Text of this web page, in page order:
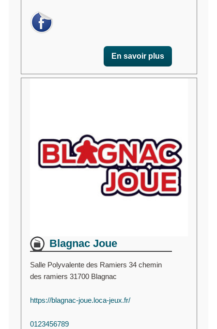
En savoir plus
Blagnac Joue
Salle Polyvalente des Ramiers 34 chemin
des ramiers 31700 Blagnac
https://blagnac-joue.loca-jeux.fr/
0123456789